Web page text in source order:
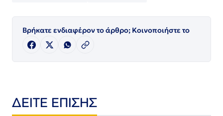
Βρήκατε ενδιαφέρον το άρθρο; Κοινοποιήστε το
ΔΕΙΤΕ ΕΠΙΣΗΣ